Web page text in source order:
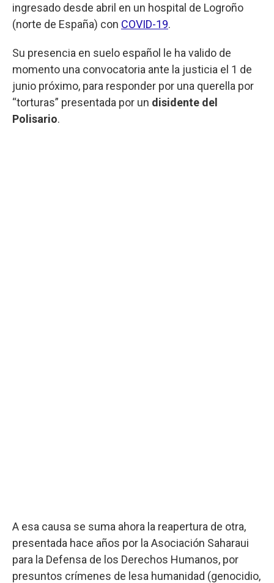
ingresado desde abril en un hospital de Logroño
(norte de España) con COVID-19.
Su presencia en suelo español le ha valido de
momento una convocatoria ante la justicia el 1 de
junio próximo, para responder por una querella por
“torturas” presentada por un disidente del
Polisario.
A esa causa se suma ahora la reapertura de otra,
presentada hace años por la Asociación Saharaui
para la Defensa de los Derechos Humanos, por
presuntos crímenes de lesa humanidad (genocidio,